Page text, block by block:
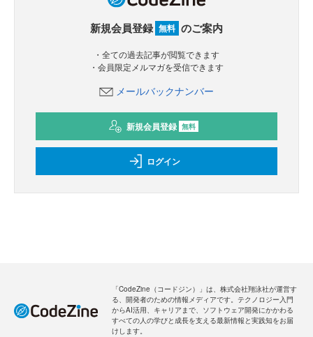
新規会員登録 無料 のご案内
・全ての過去記事が閲覧できます
・会員限定メルマガを受信できます
メールバックナンバー
新規会員登録 無料
ログイン
「CodeZine（コードジン）」は、株式会社翔泳社が運営す
る、開発者のための情報メディアです。テクノロジー入門
からAI活用、キャリアまで、ソフトウェア開発にかかわる
すべての人の学びと成長を支える最新情報と実践知をお届
けします。